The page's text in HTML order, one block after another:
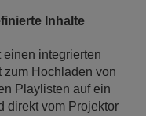
Inhalte
integrierten
zum Hochladen von
Playlisten auf ein
direkt vom Projektor